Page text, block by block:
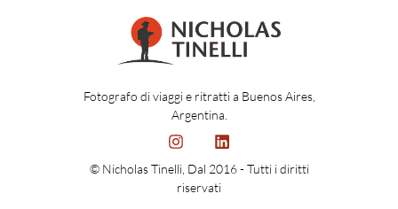
Fotografo di viaggi e ritratti a Buenos Aires,
Argentina.
© Nicholas Tinelli, Dal 2016 - Tutti i diritti
riservati